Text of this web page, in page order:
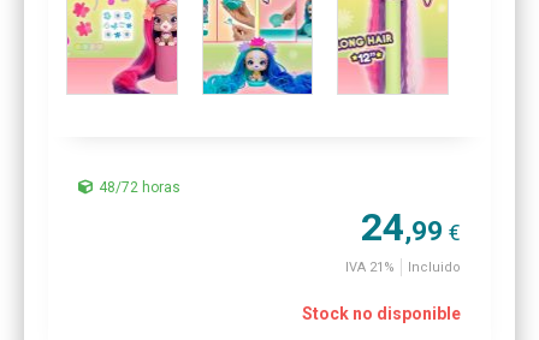
48/72 horas
24,99 €
IVA 21% Incluido
Stock no disponible